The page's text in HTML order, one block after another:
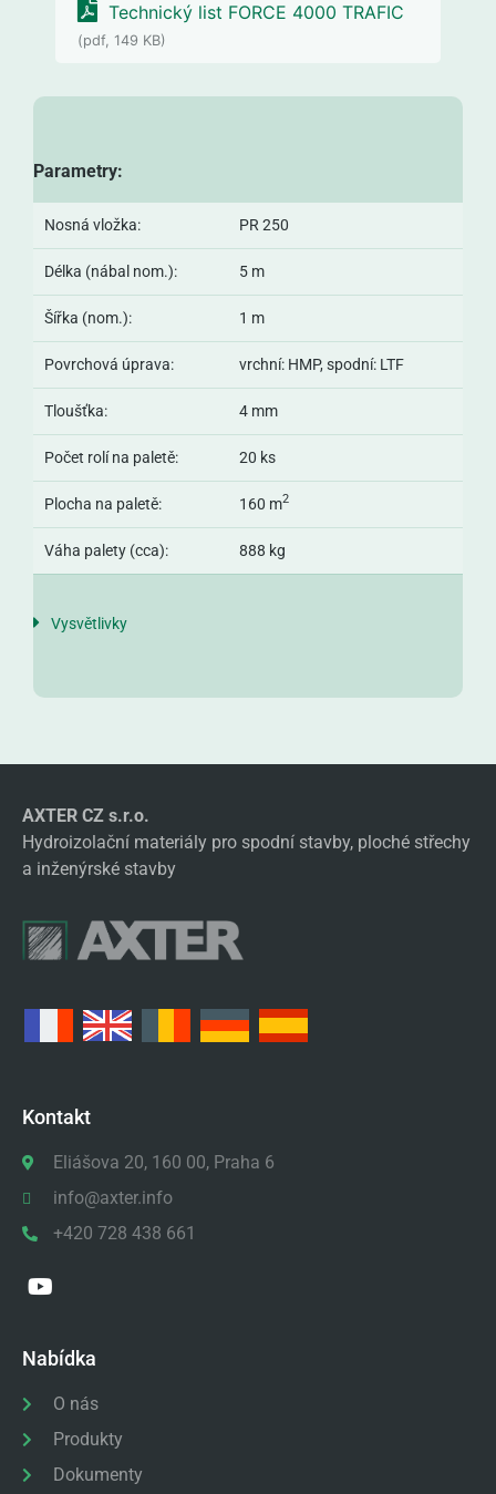
Technický list FORCE 4000 TRAFIC
(pdf, 149 KB)
Parametry:
Nosná vložka: PR 250
Délka (nábal nom.): 5 m
Šířka (nom.): 1 m
Povrchová úprava: vrchní: HMP, spodní: LTF
Tloušťka: 4 mm
Počet rolí na paletě: 20 ks
Plocha na paletě: 160 m2
Váha palety (cca): 888 kg
Vysvětlivky
AXTER CZ s.r.o.
Hydroizolační materiály pro spodní stavby, ploché střechy
a inženýrské stavby
Kontakt
Eliášova 20, 160 00, Praha 6
info@axter.info
+420 728 438 661
Nabídka
O nás
Produkty
Dokumenty